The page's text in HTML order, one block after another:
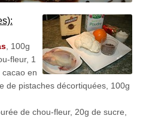
, 100g
fleur, 1
en
de pistaches décortiquées, 100g
de chou-fleur, 20g de sucre,